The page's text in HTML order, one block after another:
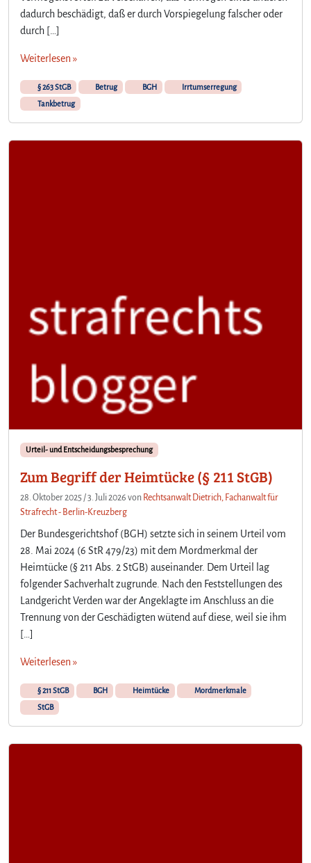
dadurch beschädigt, daß er durch Vorspiegelung falscher oder
durch […]
Weiterlesen »
§ 263 StGB Betrug BGH
Irrtumserregung
Tankbetrug
Urteil- und Entscheidungsbesprechung
Zum Begriff der Heimtücke (§ 211 StGB)
28. Oktober 2025 /3. Juli 2026 von Rechtsanwalt Dietrich, Fachanwalt für
Strafrecht - Berlin-Kreuzberg
Der Bundesgerichtshof (BGH) setzte sich in seinem Urteil vom
28. Mai 2024 (6 StR 479/23) mit dem Mordmerkmal der
Heimtücke (§ 211 Abs. 2 StGB) auseinander. Dem Urteil lag
folgender Sachverhalt zugrunde. Nach den Feststellungen des
Landgericht Verden war der Angeklagte im Anschluss an die
Trennung von der Geschädigten wütend auf diese, weil sie ihm
[…]
Weiterlesen »
§ 211 StGB BGH Heimtücke
Mordmerkmale
StGB